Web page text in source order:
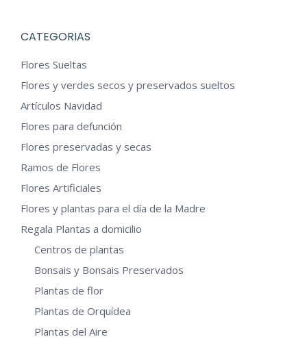
CATEGORIAS
Flores Sueltas
Flores y verdes secos y preservados sueltos
Artículos Navidad
Flores para defunción
Flores preservadas y secas
Ramos de Flores
Flores Artificiales
Flores y plantas para el día de la Madre
Regala Plantas a domicilio
Centros de plantas
Bonsais y Bonsais Preservados
Plantas de flor
Plantas de Orquídea
Plantas del Aire